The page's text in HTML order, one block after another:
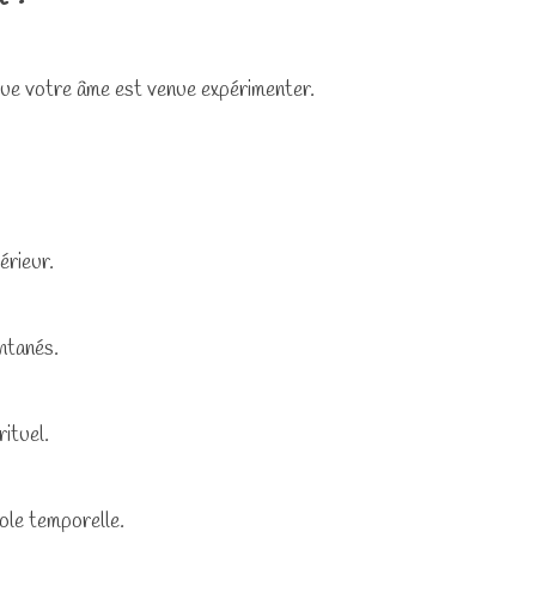
votre âme est venue expérimenter.
temporelle.